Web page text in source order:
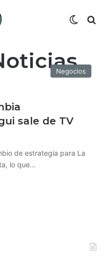
Negocios
sale de TV
de estrategia para La
lo que…